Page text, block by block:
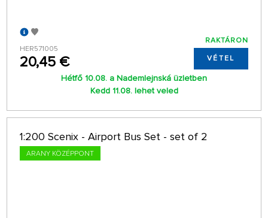
HER571005
20,45 €
RAKTÁRON
VÉTEL
Hétfő 10.08. a Nademlejnská üzletben
Kedd 11.08. lehet veled
1:200 Scenix - Airport Bus Set - set of 2
ARANY KÖZÉPPONT